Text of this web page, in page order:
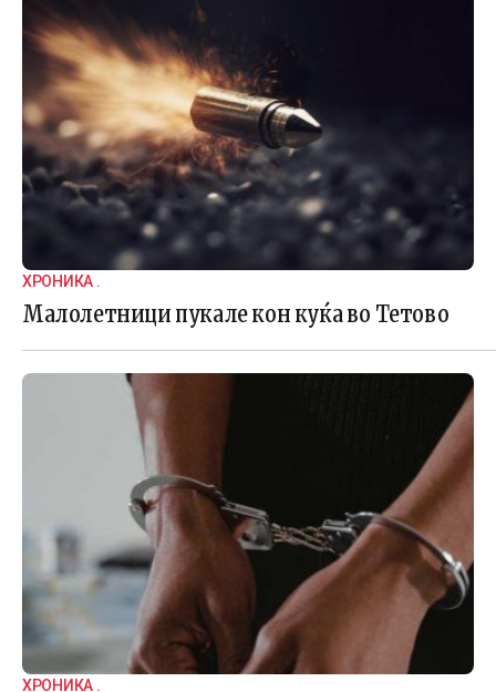
ХРОНИКА .
Малолетници пукале кон куќа во Тетово
ХРОНИКА .